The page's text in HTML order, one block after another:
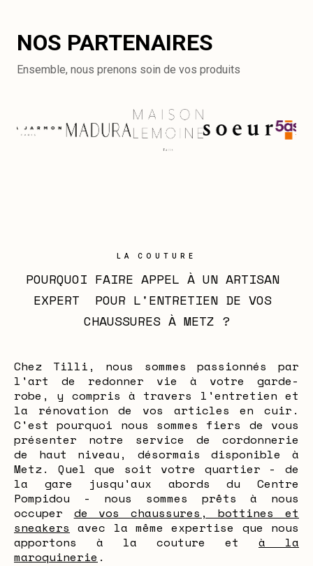
NOS PARTENAIRES
Ensemble, nous prenons soin de vos produits
LA COUTURE
POURQUOI FAIRE APPEL À UN ARTISAN
EXPERT  POUR L'ENTRETIEN DE VOS
CHAUSSURES À METZ ?
Chez Tilli, nous sommes passionnés par
l'art de redonner vie à votre garde-
robe, y compris à travers l'entretien et
la rénovation de vos articles en cuir.
C'est pourquoi nous sommes fiers de vous
présenter notre service de cordonnerie
de haut niveau, désormais disponible à
Metz. Quel que soit votre quartier - de
la gare jusqu'aux abords du Centre
Pompidou - nous sommes prêts à nous
occuper de vos chaussures, bottines et
sneakers avec la même expertise que nous
apportons à la couture et à la
maroquinerie .